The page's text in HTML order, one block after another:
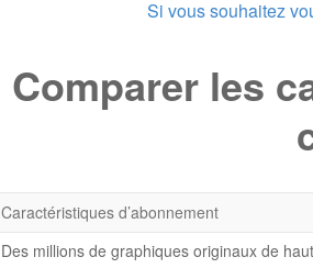
Si vous souhaitez
Comparer les
Caractéristiques d’abonnement
Des millions de graphiques originaux de